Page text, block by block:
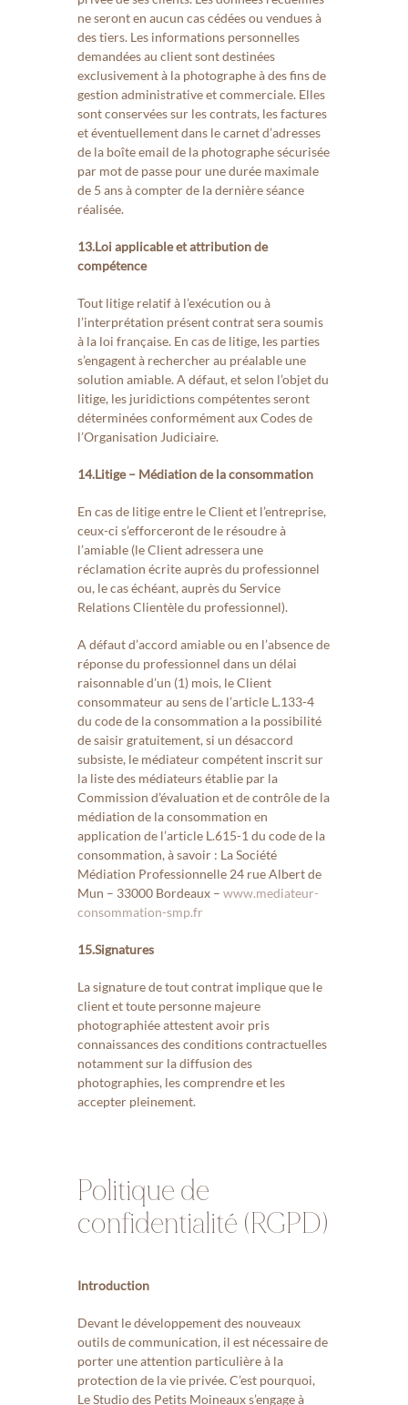
ne seront en aucun cas cédées ou vendues à
des tiers. Les informations personnelles
demandées au client sont destinées
exclusivement à la photographe à des fins de
gestion administrative et commerciale. Elles
sont conservées sur les contrats, les factures
et éventuellement dans le carnet d’adresses
de la boîte email de la photographe sécurisée
par mot de passe pour une durée maximale
de 5 ans à compter de la dernière séance
réalisée.
13.Loi applicable et attribution de
compétence
Tout litige relatif à l’exécution ou à
l’interprétation présent contrat sera soumis
à la loi française. En cas de litige, les parties
s’engagent à rechercher au préalable une
solution amiable. A défaut, et selon l’objet du
litige, les juridictions compétentes seront
déterminées conformément aux Codes de
l’Organisation Judiciaire.
14.Litige – Médiation de la consommation
En cas de litige entre le Client et l’entreprise,
ceux-ci s’efforceront de le résoudre à
l’amiable (le Client adressera une
réclamation écrite auprès du professionnel
ou, le cas échéant, auprès du Service
Relations Clientèle du professionnel).
A défaut d’accord amiable ou en l’absence de
réponse du professionnel dans un délai
raisonnable d’un (1) mois, le Client
consommateur au sens de l’article L.133-4
du code de la consommation a la possibilité
de saisir gratuitement, si un désaccord
subsiste, le médiateur compétent inscrit sur
la liste des médiateurs établie par la
Commission d’évaluation et de contrôle de la
médiation de la consommation en
application de l’article L.615-1 du code de la
consommation, à savoir : La Société
Médiation Professionnelle 24 rue Albert de
Mun – 33000 Bordeaux –www.mediateur-
consommation-smp.fr
15.Signatures
La signature de tout contrat implique que le
client et toute personne majeure
photographiée attestent avoir pris
connaissances des conditions contractuelles
notamment sur la diffusion des
photographies, les comprendre et les
accepter pleinement.
Politique de
confidentialité (RGPD)
Introduction
Devant le développement des nouveaux
outils de communication, il est nécessaire de
porter une attention particulière à la
protection de la vie privée. C’est pourquoi,
Le Studio des Petits Moineaux s’engage à